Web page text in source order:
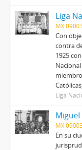
MX
Con
contra
1925
Liga
MX
En su